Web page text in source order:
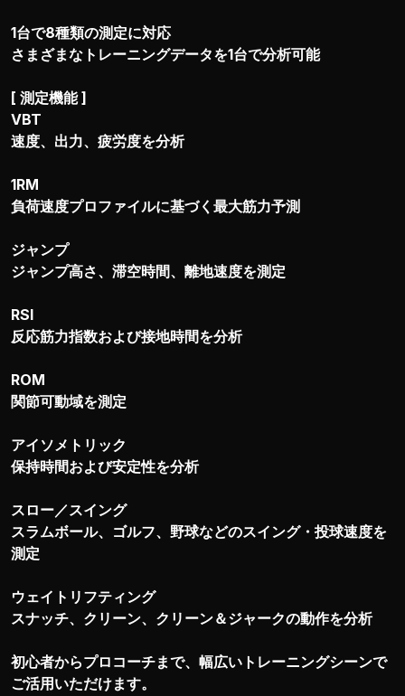
1台で8種類の測定に対応
さまざまなトレーニングデータを1台で分析可能
[ 測定機能 ]
VBT
速度、出力、疲労度を分析
1RM
負荷速度プロファイルに基づく最大筋力予測
ジャンプ
ジャンプ高さ、滞空時間、離地速度を測定
RSI
反応筋力指数および接地時間を分析
ROM
関節可動域を測定
アイソメトリック
保持時間および安定性を分析
スロー／スイング
スラムボール、ゴルフ、野球などのスイング・投球速度を
測定
ウェイトリフティング
スナッチ、クリーン、クリーン＆ジャークの動作を分析
初心者からプロコーチまで、幅広いトレーニングシーンで
ご活用いただけます。